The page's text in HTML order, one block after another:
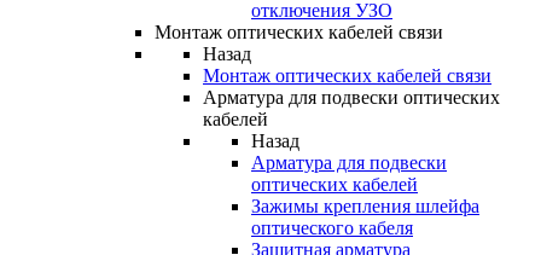
отключения УЗО
Монтаж оптических кабелей связи
Назад
Монтаж оптических кабелей связи
Арматура для подвески оптических
кабелей
Назад
Арматура для подвески
оптических кабелей
Зажимы крепления шлейфа
оптического кабеля
Защитная арматура